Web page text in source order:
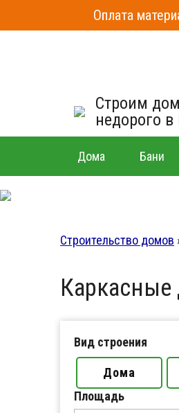
Оплата
Строим
недорого в
Дома Бани
Строительство домов
Каркасные
Вид строения
Дома
Площадь